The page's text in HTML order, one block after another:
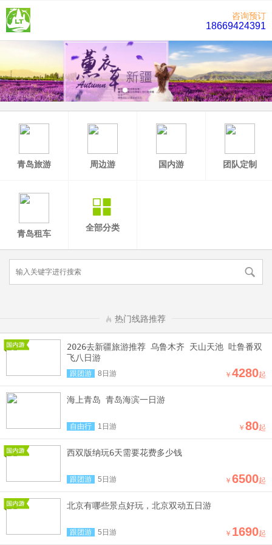
咨询预订
18669424391
青岛旅游 周边游 国内游 团队定制
青岛租车
全部分类
热门线路推荐
2026去新疆旅游推荐 乌鲁木齐 天山天池 吐鲁番双
飞八日游
跟团游 8日游 ￥ 4280起
海上青岛 青岛海滨一日游
自由行 1日游 ￥ 80起
西双版纳玩6天需要花费多少钱
跟团游 5日游 ￥ 6500起
北京有哪些景点好玩，北京双动五日游
跟团游 5日游 ￥ 1690起